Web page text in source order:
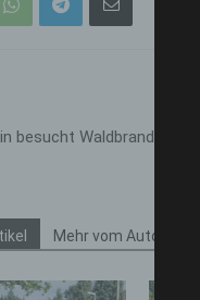
besucht
Mehr vom Autor